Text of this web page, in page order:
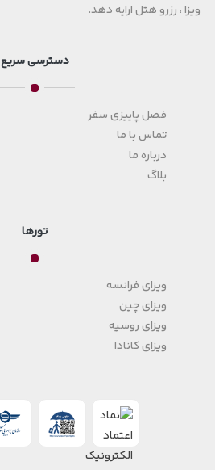
ویزا ، رزرو هتل ارایه دهد.
دسترسی سریع
فصل پاییزی سفر
تماس با ما
درباره ما
بلاگ
تورها
ویزای فرانسه
ویزای چین
ویزای روسیه
ویزای کانادا